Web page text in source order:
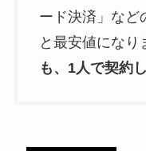
ード決済」など
と最安値になり
も、1人で契約